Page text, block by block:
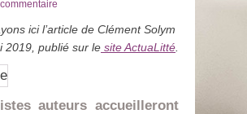
ici l’article de Clément Solym
2019, publié sur le site ActuaLitté
auteurs accueilleront